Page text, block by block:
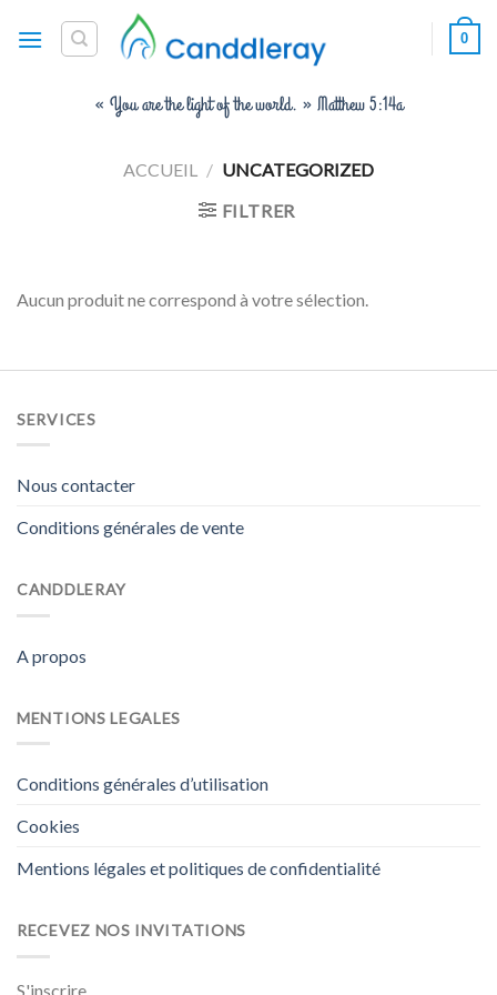
0
« You are the light of the world. » Matthew 5:14a
ACCUEIL / UNCATEGORIZED
FILTRER
Aucun produit ne correspond à votre sélection.
SERVICES
Nous contacter
Conditions générales de vente
CANDDLERAY
A propos
MENTIONS LEGALES
Conditions générales d’utilisation
Cookies
Mentions légales et politiques de confidentialité
RECEVEZ NOS INVITATIONS
S'inscrire